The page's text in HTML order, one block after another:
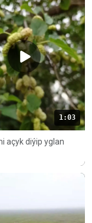
1:03
açyk diýip yglan